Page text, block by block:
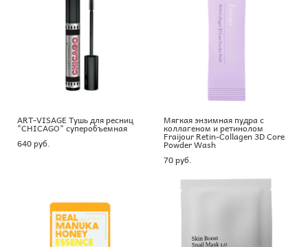
ART-VISAGE Тушь для ресниц
"CHICAGO" суперобъемная
640 pуб.
Мягкая энзимная пудра с
коллагеном и ретинолом
Fraijour Retin-Collagen 3D Core
Powder Wash
70 pуб.